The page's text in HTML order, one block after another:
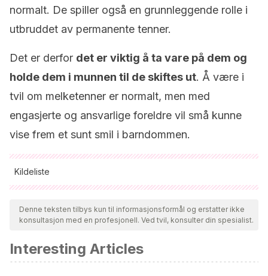
normalt. De spiller også en grunnleggende rolle i
utbruddet av permanente tenner.
Det er derfor det er viktig å ta vare på dem og
holde dem i munnen til de skiftes ut. Å være i
tvil om melketenner er normalt, men med
engasjerte og ansvarlige foreldre vil små kunne
vise frem et sunt smil i barndommen.
Kildeliste
Alle siterte kilder ble grundig gjennomgått av teamet vårt for å
sikre deres kvalitet, pålitelighet, aktualitet og validitet.
Bibliografien i denne artikkelen ble betraktet som pålitelig og
Ayala Pérez, Y., Carralero Zaldívar, L. D. L. C., & Leyva
Denne teksten tilbys kun til informasjonsformål og erstatter ikke
konsultasjon med en profesjonell. Ved tvil, konsulter din spesialist.
Interesting Articles